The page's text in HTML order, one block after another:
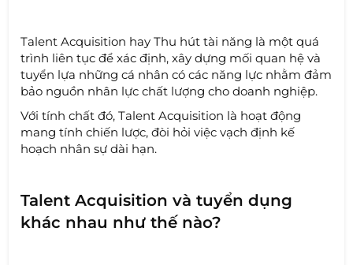
Talent Acquisition hay Thu hút tài năng là một quá
trình liên tục để xác định, xây dựng mối quan hệ và
tuyển lựa những cá nhân có các năng lực nhằm đảm
bảo nguồn nhân lực chất lượng cho doanh nghiệp.
Với tính chất đó, Talent Acquisition là hoạt động
mang tính chiến lược, đòi hỏi việc vạch định kế
hoạch nhân sự dài hạn.
Talent Acquisition và tuyển dụng
khác nhau như thế nào?